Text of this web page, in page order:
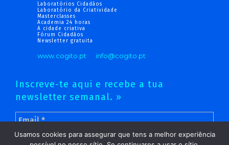
Laboratórios Cidadãos
Laboratório da Criatividade
Masterclasses
Academia 24 horas
A cidade criativa
Fórum Cidadãos
Newsletter gratuita
www.cogito.pt info@cogito.pt
Inscreve-te aqui e recebe a tua
newsletter semanal. »
Usamos cookies para assegurar que tens a melhor experiência